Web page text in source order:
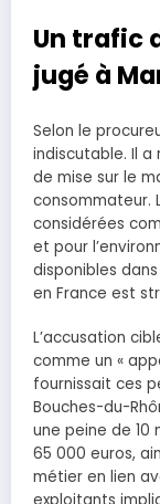
Un trafic
jugé à
Selon le
indiscutable. Il
de mise sur le
consommateur.
considérées
et pour
disponibles
en France est
L’accusation
comme un «
fournissait ces
Bouches-du-
une peine de 10
65 000 euros,
métier en lien